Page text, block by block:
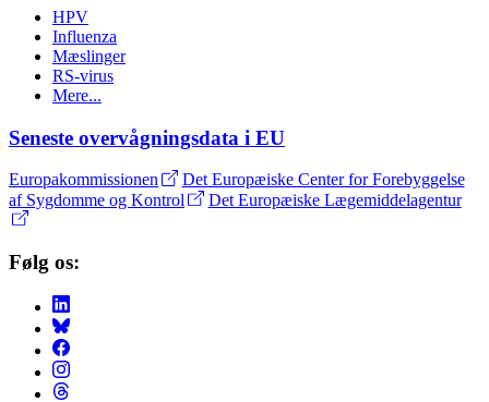
HPV
Influenza
Mæslinger
RS-virus
Mere...
Seneste overvågningsdata i EU
Europakommissionen
Det Europæiske Center for Forebyggelse
af Sygdomme og Kontrol
Det Europæiske Lægemiddelagentur
Følg os: